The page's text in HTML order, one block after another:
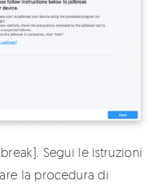
Segui le istruzioni
la procedura di